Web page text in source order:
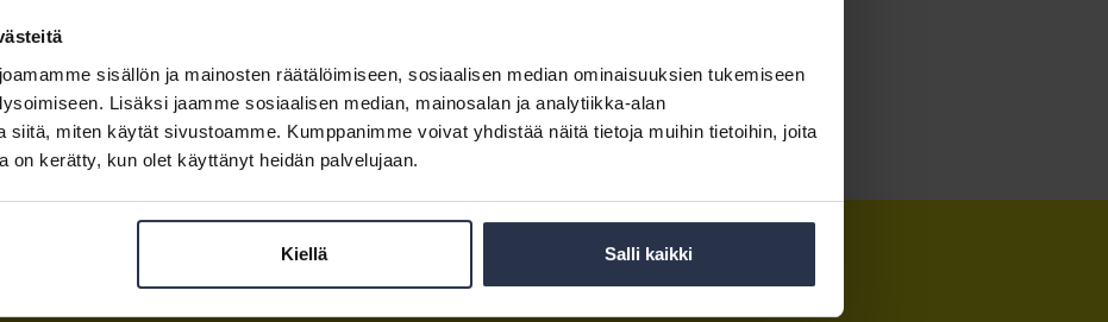
sisällön ja mainosten räätälöimiseen, sosiaalisen median ominaisuuksien tukemiseen
Lisäksi jaamme sosiaalisen median, mainosalan ja analytiikka-alan
siitä, miten käytät sivustoamme. Kumppanimme voivat yhdistää näitä tietoja muihin tietoihin, joita
on kerätty, kun olet käyttänyt heidän palvelujaan.
Kiellä Salli kaikki
Kirjaudu sisään
Tietoa jäsenyydestä